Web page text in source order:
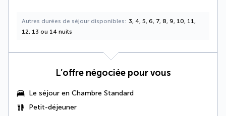
Autres durées de séjour disponibles
3, 4, 5, 6, 7, 8, 9, 10, 11,
12, 13 ou 14 nuits
L’offre négociée pour vous
Le séjour en Chambre Standard
Petit-déjeuner